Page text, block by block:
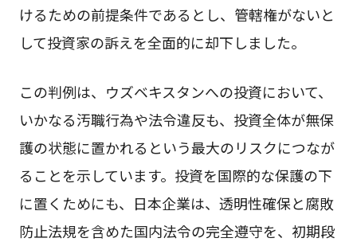
けるための前提条件であるとし、管轄権がないと
して投資家の訴えを全面的に却下しました。
この判例は、ウズベキスタンへの投資において、
いかなる汚職行為や法令違反も、投資全体が無保
護の状態に置かれるという最大のリスクにつなが
ることを示しています。投資を国際的な保護の下
に置くためにも、日本企業は、透明性確保と腐敗
防止法規を含めた国内法令の完全遵守を、初期段